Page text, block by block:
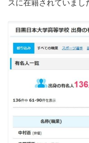
スに在籍されていまし